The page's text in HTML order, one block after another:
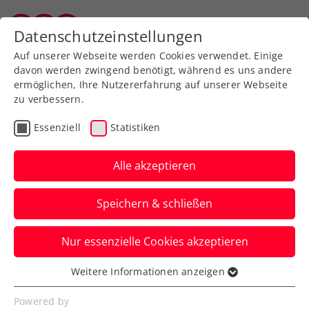
Zurück zur Newsübersicht
Turniere
Erste Bank Open:
Schulterverletzung
verhindert Start von
Medvedev
Der Sieger 2022 und Finalist 2023 kann
beim ATP-500-Turnier in Wien heuer nicht
antreten.
Datenschutzeinstellungen
Auf unserer Webseite werden Cookies verwendet. Einige
davon werden zwingend benötigt, während es uns andere
ermöglichen, Ihre Nutzererfahrung auf unserer Webseite
zu verbessern.
Essenziell Statistiken
Alle akzeptieren
Speichern & schließen
Nur essenzielle Cookies akzeptieren
Essenziell
Essenzielle Cookies werden für grundlegende
Weitere Informationen anzeigen
Powered by